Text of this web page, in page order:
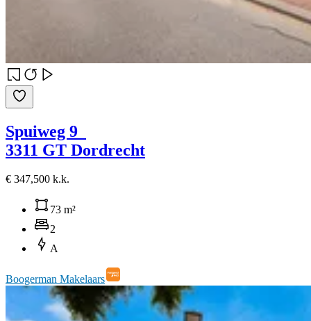
Spuiweg 9
3311 GT Dordrecht
€ 347,500 k.k.
73 m²
2
A
Boogerman Makelaars